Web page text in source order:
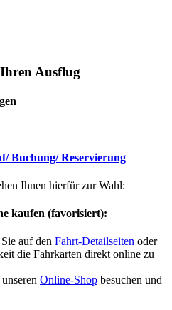
Ausflug
Buchung/ Reservierung
Ihnen hierfür zur Wahl:
kaufen (favorisiert):
auf den Fahrt-Detailseiten oder
die Fahrkarten direkt online zu
Online-Shop besuchen und